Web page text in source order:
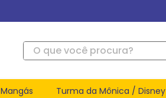
O que você procura?
Mangás Turma da Mônica / Disney